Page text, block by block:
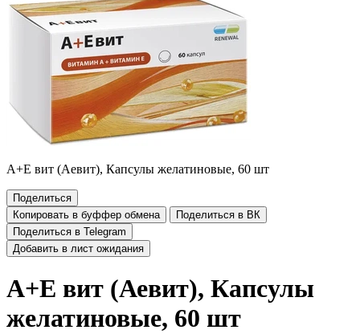
А+Е вит (Аевит), Капсулы желатиновые, 60 шт
Поделиться
Копировать в буффер обмена
Поделиться в ВК
Поделиться в Telegram
Добавить в лист ожидания
А+Е вит (Аевит), Капсулы
желатиновые, 60 шт